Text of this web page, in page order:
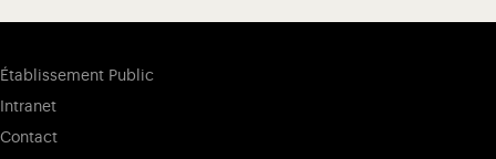
Établissement Public
Intranet
Contact